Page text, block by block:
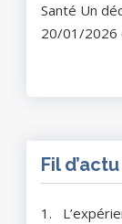
Santé Un
20/01/2026
Fil
1.